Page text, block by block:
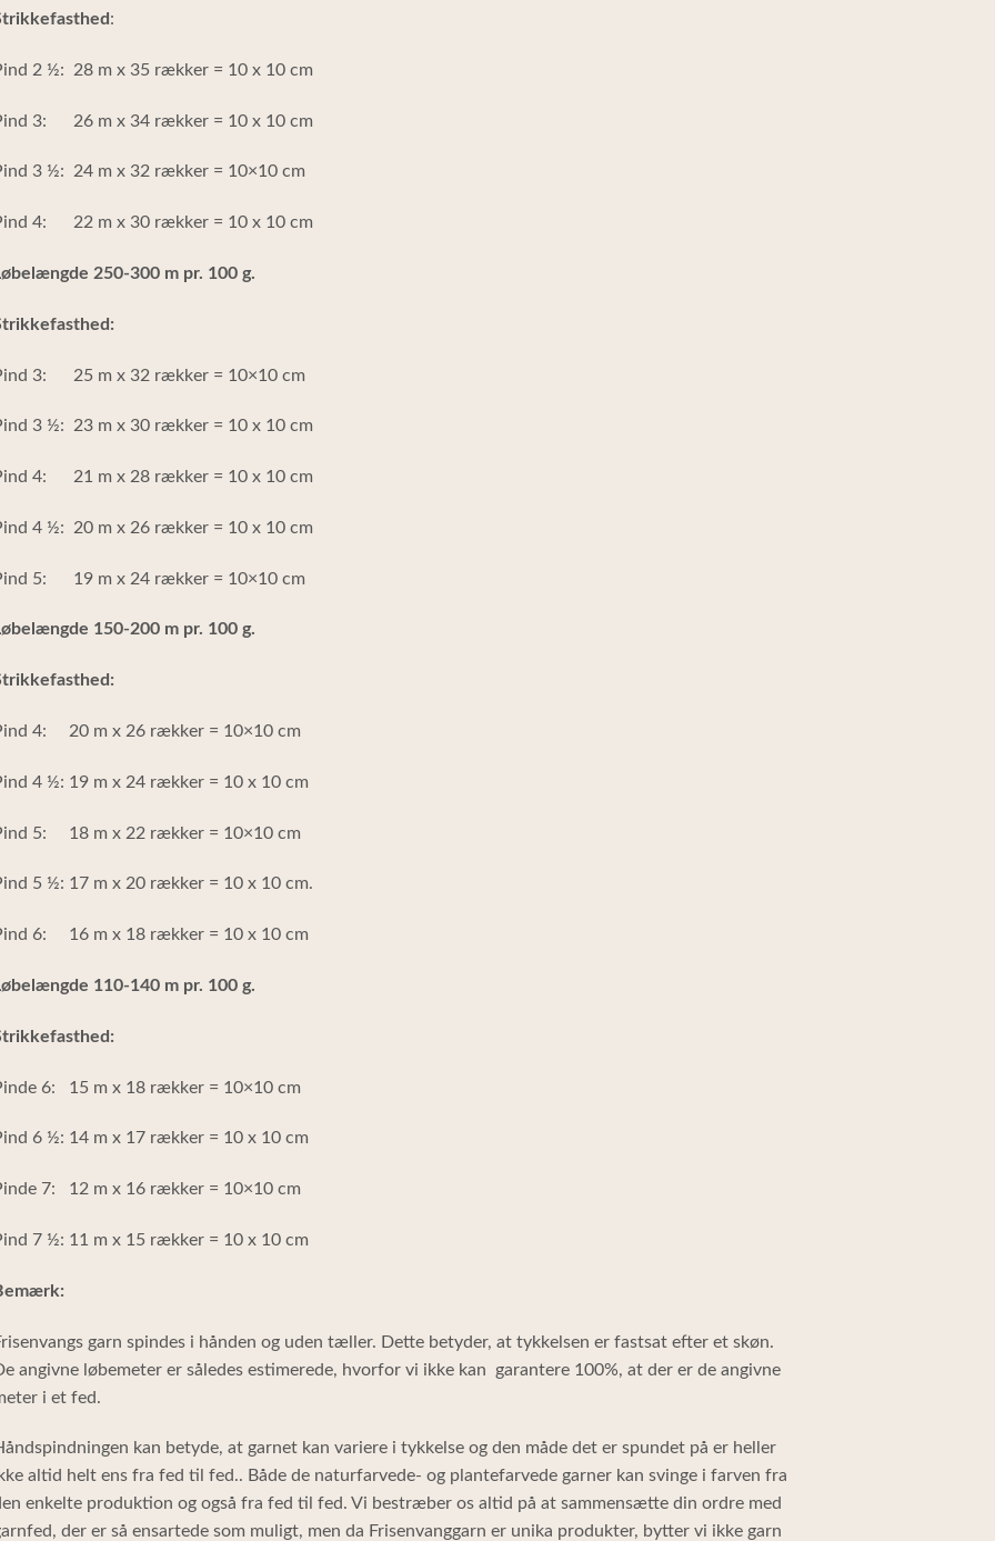
:
2 ½: 28 m x 35 rækker = 10 x 10 cm
3: 26 m x 34 rækker = 10 x 10 cm
3 ½: 24 m x 32 rækker = 10×10 cm
4: 22 m x 30 rækker = 10 x 10 cm
250-300 m pr. 100 g.
3: 25 m x 32 rækker = 10×10 cm
3 ½: 23 m x 30 rækker = 10 x 10 cm
4: 21 m x 28 rækker = 10 x 10 cm
4 ½: 20 m x 26 rækker = 10 x 10 cm
5: 19 m x 24 rækker = 10×10 cm
150-200 m pr. 100 g.
4: 20 m x 26 rækker = 10×10 cm
4 ½: 19 m x 24 rækker = 10 x 10 cm
5: 18 m x 22 rækker = 10×10 cm
5 ½: 17 m x 20 rækker = 10 x 10 cm.
6: 16 m x 18 rækker = 10 x 10 cm
110-140 m pr. 100 g.
6: 15 m x 18 rækker = 10×10 cm
6 ½: 14 m x 17 rækker = 10 x 10 cm
7: 12 m x 16 rækker = 10×10 cm
7 ½: 11 m x 15 rækker = 10 x 10 cm
garn spindes i hånden og uden tæller. Dette betyder, at tykkelsen er fastsat efter et skøn.
angivne løbemeter er således estimerede, hvorfor vi ikke kan garantere 100%, at der er de angivne
i et fed.
kan betyde, at garnet kan variere i tykkelse og den måde det er spundet på er heller
altid helt ens fra fed til fed.. Både de naturfarvede- og plantefarvede garner kan svinge i farven fra
enkelte produktion og også fra fed til fed. Vi bestræber os altid på at sammensætte din ordre med
der er så ensartede som muligt, men da Frisenvanggarn er unika produkter, bytter vi ikke garn